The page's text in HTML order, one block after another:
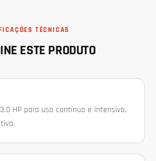
TÉCNICAS
ESTE PRODUTO
HP para uso contínuo e intensivo,